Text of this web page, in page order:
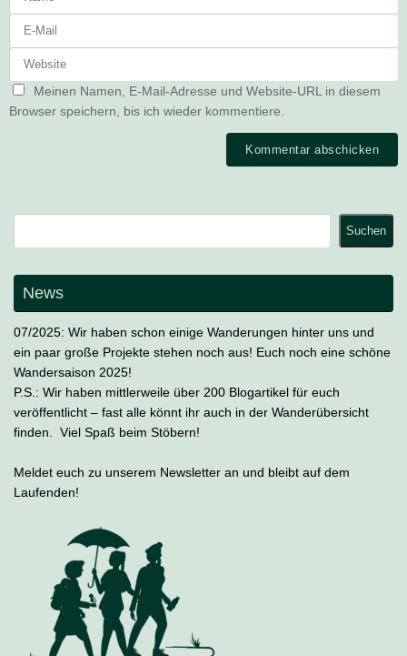
Meinen Namen, E-Mail-Adresse und Website-URL in diesem
Browser speichern, bis ich wieder kommentiere.
Suchen
News
07/2025: Wir haben schon einige Wanderungen hinter uns und
ein paar große Projekte stehen noch aus! Euch noch eine schöne
Wandersaison 2025!
P.S.: Wir haben mittlerweile über 200 Blogartikel für euch
veröffentlicht – fast alle könnt ihr auch in der Wanderübersicht
finden. Viel Spaß beim Stöbern!
Meldet euch zu unserem Newsletter an und bleibt auf dem
Laufenden!